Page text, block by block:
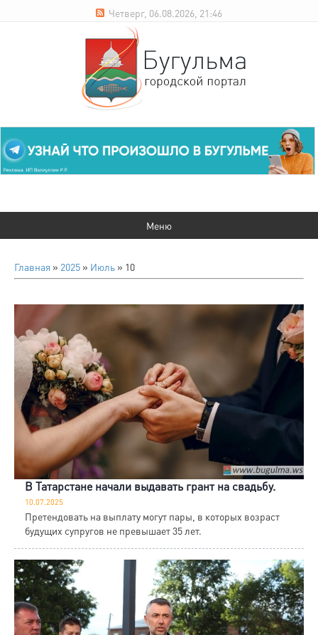
Четверг, 06.08.2026, 21:46
Главная » 2025 » Июль » 10
В Татарстане начали выдавать грант на свадьбу.
10.07.2025
Претендовать на выплату могут пары, в которых возраст
будущих супругов не превышает 35 лет.